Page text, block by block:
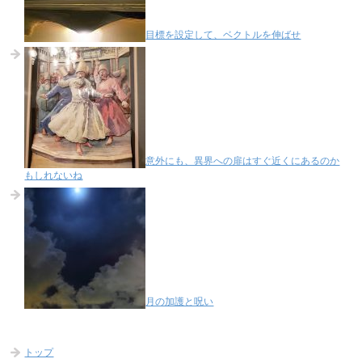
目標を設定して、ベクトルを伸ばせ
意外にも、異界への扉はすぐ近くにあるのか
もしれないね
月の加護と呪い
トップ